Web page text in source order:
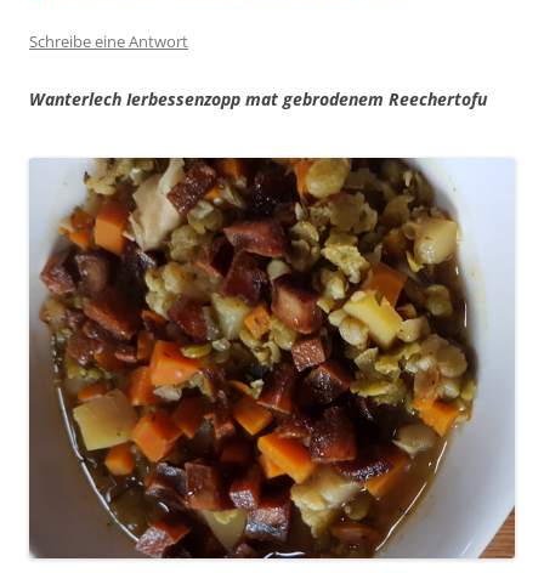
Schreibe eine Antwort
Wanterlech Ierbessenzopp mat gebrodenem Reechertofu